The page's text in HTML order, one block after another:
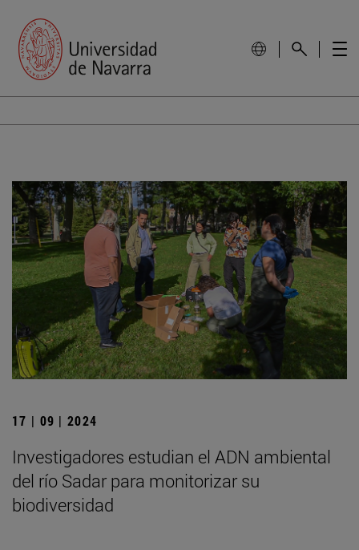
17 | 09 | 2024
Investigadores estudian el ADN ambiental
del río Sadar para monitorizar su
biodiversidad